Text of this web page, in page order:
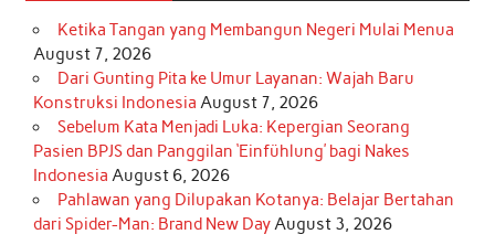
Ketika Tangan yang Membangun Negeri Mulai Menua
August 7, 2026
Dari Gunting Pita ke Umur Layanan: Wajah Baru
Konstruksi Indonesia August 7, 2026
Sebelum Kata Menjadi Luka: Kepergian Seorang
Pasien BPJS dan Panggilan ‘Einfühlung’ bagi Nakes
Indonesia August 6, 2026
Pahlawan yang Dilupakan Kotanya: Belajar Bertahan
dari Spider-Man: Brand New DayAugust 3, 2026